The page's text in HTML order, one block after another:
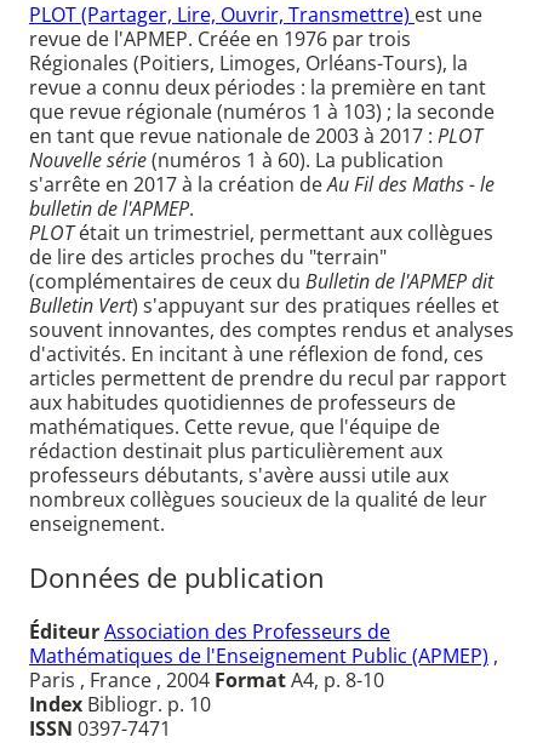
PLOT (Partager, Lire, Ouvrir, Transmettre) est une
revue de l'APMEP. Créée en 1976 par trois
Régionales (Poitiers, Limoges, Orléans-Tours), la
revue a connu deux périodes : la première en tant
que revue régionale (numéros 1 à 103) ; la seconde
en tant que revue nationale de 2003 à 2017 : PLOT
Nouvelle série(numéros 1 à 60). La publication
s'arrête en 2017 à la création deAu Fil des Maths - le
bulletin de l'APMEP.
PLOTétait un trimestriel, permettant aux collègues
de lire des articles proches du "terrain"
(complémentaires de ceux du Bulletin de l'APMEP dit
Bulletin Vert) s'appuyant sur des pratiques réelles et
souvent innovantes, des comptes rendus et analyses
d'activités. En incitant à une réflexion de fond, ces
articles permettent de prendre du recul par rapport
aux habitudes quotidiennes de professeurs de
mathématiques. Cette revue, que l'équipe de
rédaction destinait plus particulièrement aux
professeurs débutants, s'avère aussi utile aux
nombreux collègues soucieux de la qualité de leur
enseignement.
Données de publication
ÉditeurAssociation des Professeurs de
Mathématiques de l'Enseignement Public (APMEP) ,
Paris , France , 2004 FormatA4, p. 8-10
Index Bibliogr. p. 10
ISSN 0397-7471